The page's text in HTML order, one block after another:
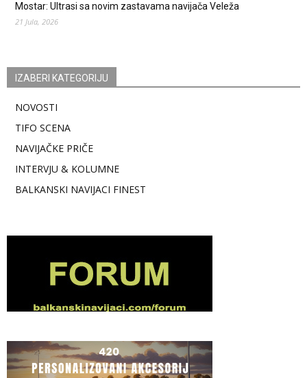
Mostar: Ultrasi sa novim zastavama navijača Veleža
21 Jula, 2026
IZABERI KATEGORIJU
NOVOSTI
TIFO SCENA
NAVIJAČKE PRIČE
INTERVJU & KOLUMNE
BALKANSKI NAVIJACI FINEST